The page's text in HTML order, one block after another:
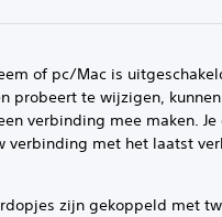
of pc/Mac is
probeert te wijzigen,
verbinding mee maken. Je
verbinding met het laatst
zijn gekoppeld met